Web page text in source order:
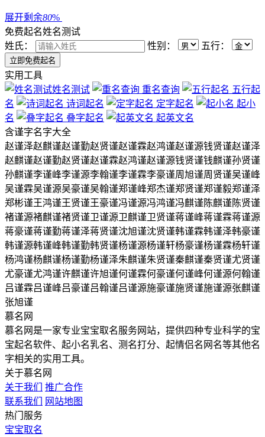
展开剩余80%
免费起名姓名测试
姓氏：
性别： 五行：
实用工具
姓名测试
重名查询
五行起
名
诗词起名 定字起名
起小
名
叠字起名
起英文名
含谨字名字大全
赵谨泽赵麒谨赵谨勤赵贤谨赵谨霖赵鸿谨赵谨源钱贤谨赵谨泽
赵麒谨赵谨勤赵贤谨赵谨霖赵鸿谨赵谨源钱贤谨钱麒谨孙贤谨
孙麒谨李谨峰李谨源李翰谨李谨霖李豪谨周旭谨周贤谨吴谨峰
吴谨霖吴谨源吴豪谨吴翰谨郑谨峰郑杰谨郑贤谨郑谨毅郑谨泽
郑彬谨王鸿谨王贤谨王豪谨冯谨源冯鸿谨冯麒谨陈麒谨陈贤谨
褚谨源褚麒谨褚贤谨卫谨源卫麒谨卫贤谨蒋谨峰蒋谨霖蒋谨源
蒋豪谨蒋谨勤蒋谨泽蒋贤谨沈旭谨沈贤谨韩谨霖韩谨泽韩豪谨
韩谨源韩谨峰韩谨勤韩贤谨杨谨源杨谨轩杨豪谨杨谨霖杨轩谨
杨鸿谨杨麒谨杨谨勤杨谨泽朱麒谨朱贤谨秦麒谨秦贤谨尤贤谨
尤豪谨尤鸿谨许麒谨许旭谨何谨霖何豪谨何谨峰何谨源何翰谨
吕谨霖吕谨峰吕豪谨吕翰谨吕谨源施豪谨施贤谨施谨源张麒谨
张旭谨
慕名网
慕名网是一家专业宝宝取名服务网站，提供四种专业科学的宝
宝起名软件、起小名乳名、测名打分、起情侣名网名等其他名
字相关的实用工具。
关于慕名网
关于我们
推广合作
联系我们
网站地图
热门服务
宝宝取名